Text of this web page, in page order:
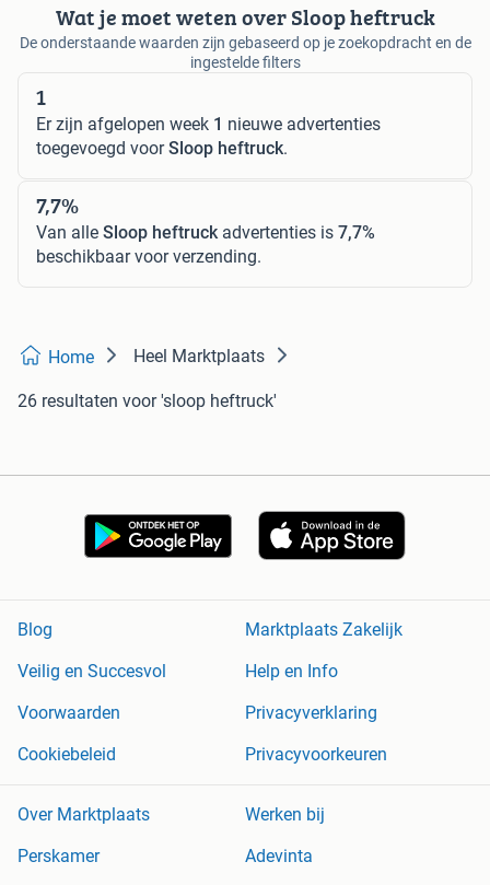
Wat je moet weten over Sloop heftruck
De onderstaande waarden zijn gebaseerd op je zoekopdracht en de
ingestelde filters
1
Er zijn afgelopen week 1 nieuwe advertenties
toegevoegd voorSloop heftruck.
7,7%
Van alle Sloop heftruckadvertenties is 7,7%
beschikbaar voor verzending.
Home Heel Marktplaats
26 resultaten voor 'sloop heftruck'
Blog
Marktplaats Zakelijk
Veilig en Succesvol
Help en Info
Voorwaarden
Privacyverklaring
Cookiebeleid
Privacyvoorkeuren
Over Marktplaats
Werken bij
Perskamer
Adevinta